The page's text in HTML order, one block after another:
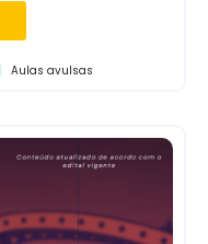
Aulas avulsas